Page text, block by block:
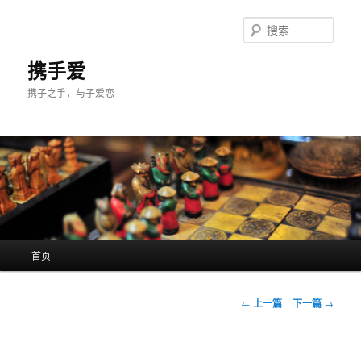
携手爱
携子之手，与子爱恋
索
首页
文
← 上一篇 下一篇 →